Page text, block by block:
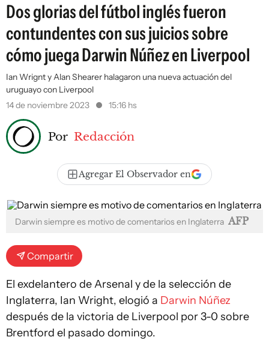
Dos glorias del fútbol inglés fueron
contundentes con sus juicios sobre
cómo juega Darwin Núñez en Liverpool
Ian Wrignt y Alan Shearer halagaron una nueva actuación del
uruguayo con Liverpool
14 de noviembre 2023
15:16 hs
Por Redacción
Agregar El Observador en
Darwin siempre es motivo de comentarios en Inglaterra AFP
Compartir
El exdelantero de Arsenal y de la selección de
Inglaterra, Ian Wright, elogió a Darwin Núñez
después de la victoria de Liverpool por 3-0 sobre
Brentford el pasado domingo.